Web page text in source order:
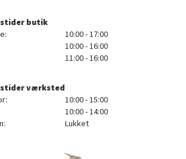
butik
10:00 - 17:00
10:00 - 16:00
11:00 - 16:00
værksted
10:00 - 15:00
10:00 - 14:00
Lukket